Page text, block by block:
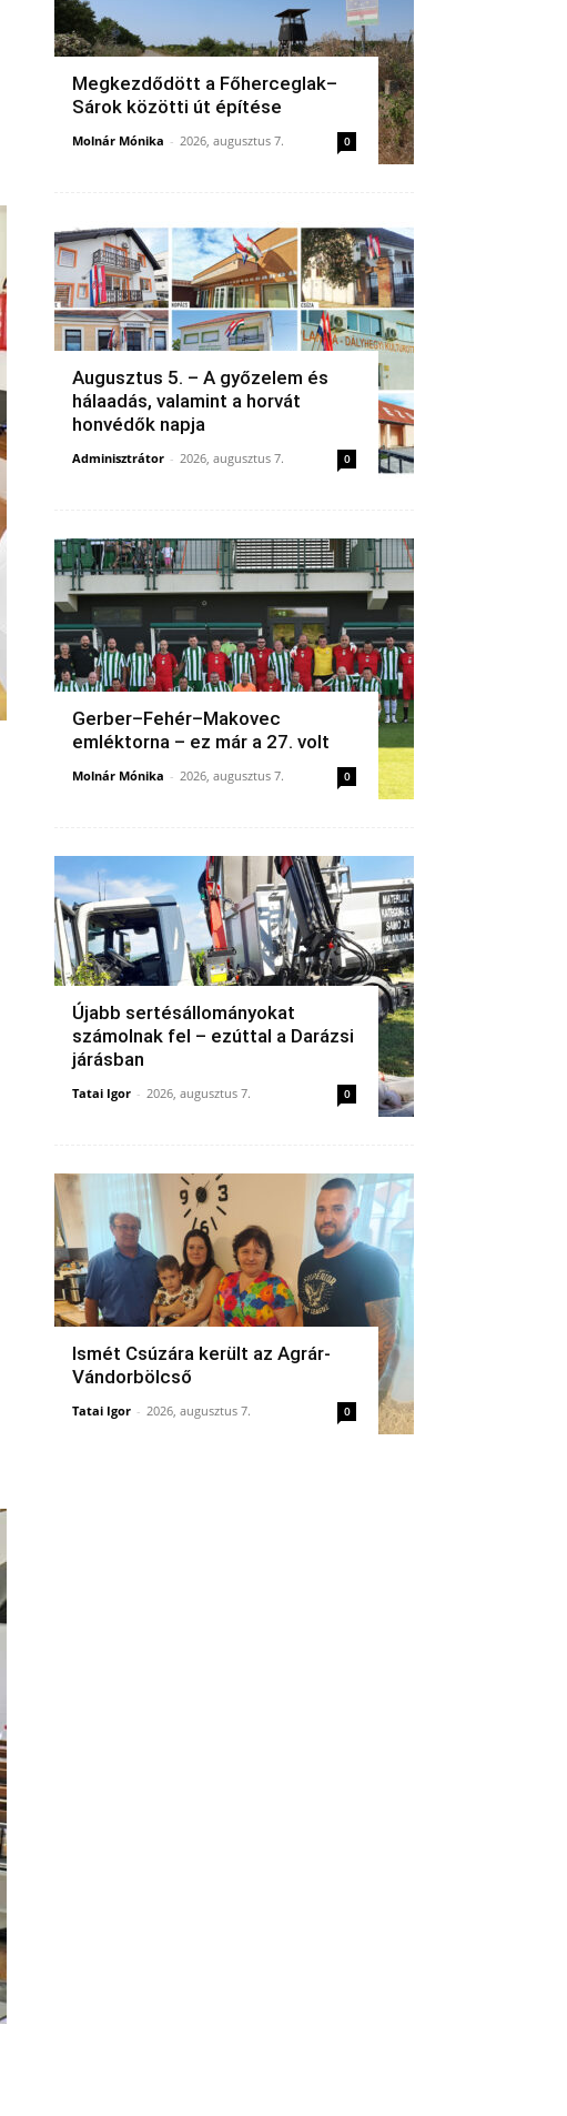
Megkezdődött a Főherceglak–
Sárok közötti út építése
Molnár Mónika - 2026, augusztus 7. 0
Augusztus 5. – A győzelem és
hálaadás, valamint a horvát
honvédők napja
Adminisztrátor - 2026, augusztus 7. 0
Gerber–Fehér–Makovec
emléktorna – ez már a 27. volt
Molnár Mónika - 2026, augusztus 7. 0
Újabb sertésállományokat
számolnak fel – ezúttal a Darázsi
járásban
Tatai Igor - 2026, augusztus 7. 0
Ismét Csúzára került az Agrár-
Vándorbölcső
Tatai Igor - 2026, augusztus 7. 0